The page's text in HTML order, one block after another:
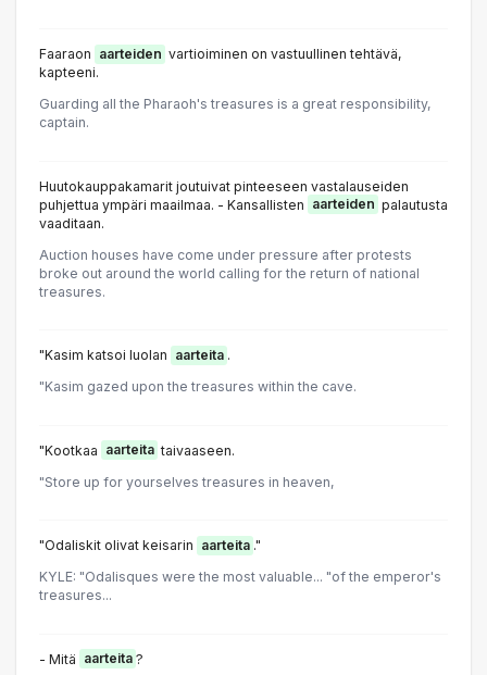
Faaraon aarteiden vartioiminen on vastuullinen tehtävä,
kapteeni.
Guarding all the Pharaoh's treasures is a great responsibility,
captain.
Huutokauppakamarit joutuivat pinteeseen vastalauseiden
puhjettua ympäri maailmaa. - Kansallisten aarteiden palautusta
vaaditaan.
Auction houses have come under pressure after protests
broke out around the world calling for the return of national
treasures.
"Kasim katsoi luolan aarteita .
"Kasim gazed upon the treasures within the cave.
"Kootkaa aarteita taivaaseen.
"Store up for yourselves treasures in heaven,
"Odaliskit olivat keisarin aarteita ."
KYLE: "Odalisques were the most valuable... "of the emperor's
treasures...
- Mitä aarteita ?